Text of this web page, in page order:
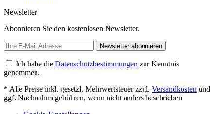
Newsletter
Abonnieren Sie den kostenlosen Newsletter.
Newsletter abonnieren
Ich habe die Datenschutzbestimmungen zur Kenntnis
genommen.
* Alle Preise inkl. gesetzl. Mehrwertsteuer zzgl. Versandkosten und
ggf. Nachnahmegebühren, wenn nicht anders beschrieben